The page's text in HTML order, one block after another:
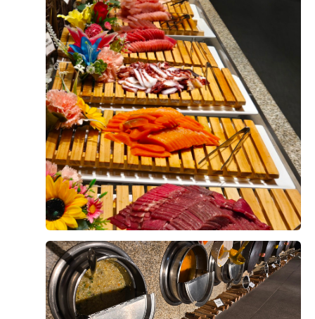
연회장도 깔끔하고 쾌적했으며, 음식도 안식고 부족한 메
뉴는 바로바로 채워주시고, 빈 접시도 빠르게 정리해 주
셔서 편안하게 식사할 수 있었습니다.
시식 전엔 걱정이 많았으나 직접 시식을 해보니 그런 걱
정 할필요가 없었네요. 다가오는 본식이 기대됩니다!
+8
후기가 도움이 되었나요? 0
오상철, 이예림 2026-08-02 3명 읽음
웨딩그룹위더스 영등포점으로 계약한 이유를 남겨봐요.
가장 큰 이유는 상담이었어요. 플래너님이 전문성도 있으
시고, 처음이라 헷갈리는 부분들도 이해하기 쉽게 설명해
주셔서 믿음이 갔거든요.
두 번째는 웨딩그룹이라 스드메, 한복, 헤어메이크업까지
필요하면 한 곳에서 다 해결 가능하다는 점이었어요. 저
더 보기